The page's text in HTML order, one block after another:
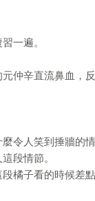
一遍。
仲辛直流鼻血，
令人笑到捶牆的情
段情節。
橘子看的時候差點